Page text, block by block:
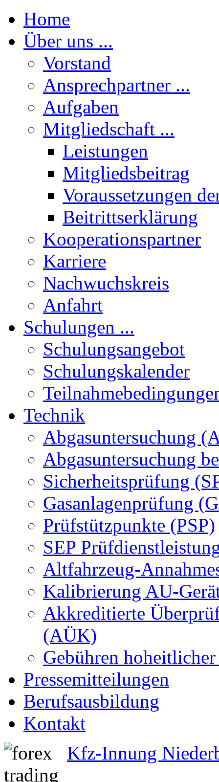
Home
Über uns ...
Vorstand
Ansprechpartner ...
Aufgaben
Mitgliedschaft ...
Leistungen
Mitgliedsbeitrag
Voraussetzungen
Beitrittserklärung
Kooperationspartner
Karriere
Nachwuchskreis
Anfahrt
Schulungen ...
Schulungsangebot
Schulungskalender
Technik
Abgasuntersuchung
Abgasuntersuchung
Sicherheitsprüfung
Gasanlagenprüfung
Prüfstützpunkte (PSP)
SEP
Altfahrzeug-
Kalibrierung AU-
Akkreditierte
(AÜK)
Gebühren
Pressemitteilungen
Berufsausbildung
Kontakt
Kfz-Innung